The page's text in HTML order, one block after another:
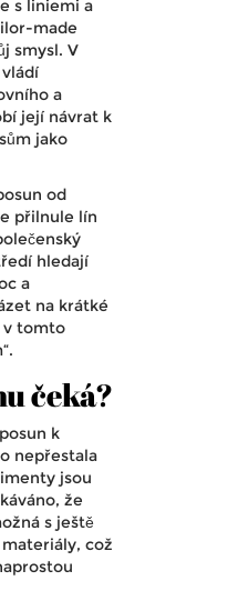
s liniemi a
made
smysl. V
a
její návrat k
jako
od
přilnule lín
hledají
a
na krátké
v tomto
čeká?
k
nepřestala
jsou
že
s ještě
což